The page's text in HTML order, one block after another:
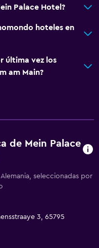
Palace Hotel?
hoteles en
última vez los
am Main?
de Mein Palace
seleccionadas por
3, 65795